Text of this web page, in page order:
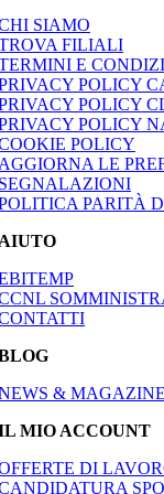
SIAMO
FILIALI
E
POLICY
POLICY
POLICY
POLICY
LE
PARITÀ
& MAGAZINE
MIO ACCOUNT
DI